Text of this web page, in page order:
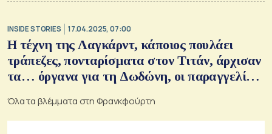
INSIDE STORIES 17.04.2025, 07:00
Η τέχνη της Λαγκάρντ, κάποιος πουλάει
τράπεζες, πονταρίσματα στον Τιτάν, άρχισαν
τα… όργανα για τη Δωδώνη, οι παραγγελίες
Κάλλας
Όλα τα βλέμματα στη Φρανκφούρτη